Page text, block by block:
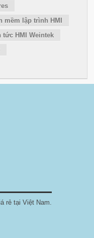
mềm lập trình HMI
tức HMI Weintek
rẻ tại Việt Nam.